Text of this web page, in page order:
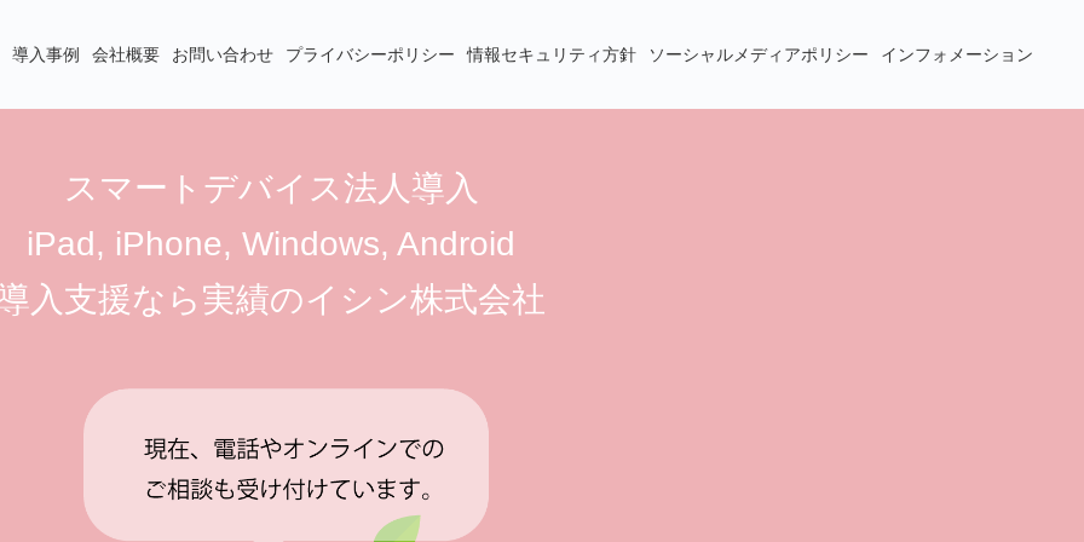
導入事例 会社概要 お問い合わせ プライバシーポリシー 情報セキュリティ方針 ソーシャルメディアポリシー インフォメーション
スマートデバイス法人導入
iPad, iPhone, Windows, Android
入支援なら実績のイシン株式会社